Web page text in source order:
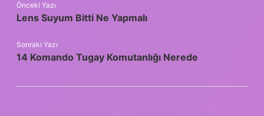
Önceki Yazı
Lens Suyum Bitti Ne Yapmalı
Sonraki Yazı
14 Komando Tugay Komutanlığı Nerede